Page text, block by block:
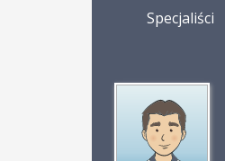
Specjaliści